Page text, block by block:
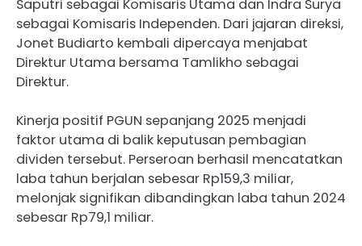
Saputri sebagai Komisaris Utama dan Indra Surya
sebagai Komisaris Independen. Dari jajaran direksi,
Jonet Budiarto kembali dipercaya menjabat
Direktur Utama bersama Tamlikho sebagai
Direktur.
Kinerja positif PGUN sepanjang 2025 menjadi
faktor utama di balik keputusan pembagian
dividen tersebut. Perseroan berhasil mencatatkan
laba tahun berjalan sebesar Rp159,3 miliar,
melonjak signifikan dibandingkan laba tahun 2024
sebesar Rp79,1 miliar.